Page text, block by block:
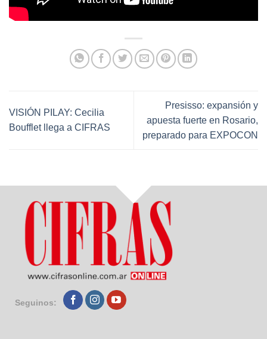
VISIÓN PILAY: Cecilia
Boufflet llega a CIFRAS
Presisso: expansión y
apuesta fuerte en Rosario,
preparado para EXPOCON
Seguinos: